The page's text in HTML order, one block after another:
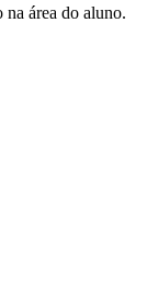
área do aluno.